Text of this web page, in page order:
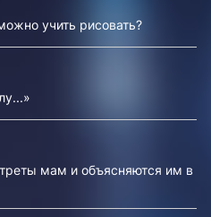
учить рисовать?
мам и объясняются им в